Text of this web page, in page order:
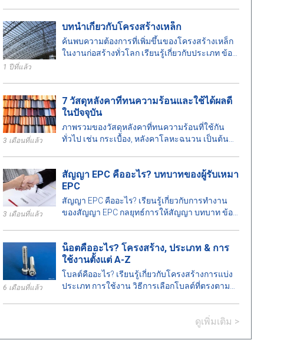
1 ปีที่แล้ว
บทนำเกี่ยวกับโครงสร้างเหล็ก
ค้นพบความต้องการที่เพิ่มขึ้นของโครงสร้างเหล็ก
ในงานก่อสร้างทั่วโลก เรียนรู้เกี่ยวกับประเภท ข้อดี
3 เดือนที่แล้ว
7 วัสดุหลังคาที่ทนความร้อนและใช้ได้ผลดี
ในปัจจุบัน
ภาพรวมของวัสดุหลังคาที่ทนความร้อนที่ใช้กัน
ทั่วไป เช่น กระเบื้อง, หลังคาโลหะฉนวน เป็นต้น
3 เดือนที่แล้ว
สัญญา EPC คืออะไร? บทบาทของผู้รับเหมา
EPC
สัญญา EPC คืออะไร? เรียนรู้เกี่ยวกับการทำงาน
ของสัญญา EPC กลยุทธ์การให้สัญญา บทบาท ข้อดี
6 เดือนที่แล้ว
น็อตคืออะไร? โครงสร้าง, ประเภท & การ
ใช้งานตั้งแต่ A-Z
โบลต์คืออะไร? เรียนรู้เกี่ยวกับโครงสร้างการแบ่ง
ประเภท การใช้งาน วิธีการเลือกโบลต์ที่ตรงตาม
ดูเพิ่มเติม >